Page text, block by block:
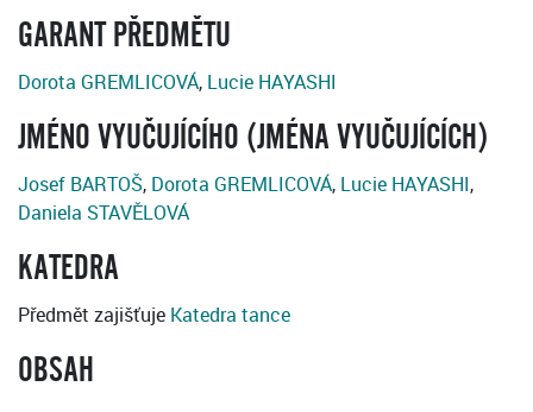
GARANT PŘEDMĚTU
Dorota GREMLICOVÁ, Lucie HAYASHI
JMÉNO VYUČUJÍCÍHO (JMÉNA VYUČUJÍCÍCH)
Josef BARTOŠ, Dorota GREMLICOVÁ, Lucie HAYASHI,
Daniela STAVĚLOVÁ
KATEDRA
Předmět zajišťuje Katedra tance
OBSAH